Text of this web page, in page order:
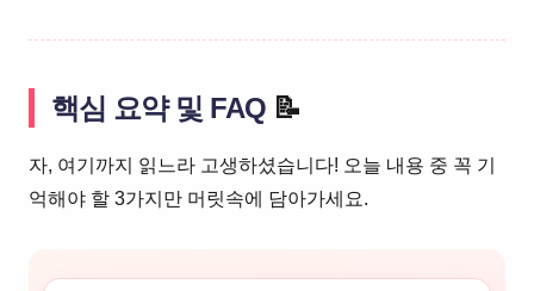
핵심 요약 및 FAQ 📝
자, 여기까지 읽느라 고생하셨습니다! 오늘 내용 중 꼭 기
억해야 할 3가지만 머릿속에 담아가세요.